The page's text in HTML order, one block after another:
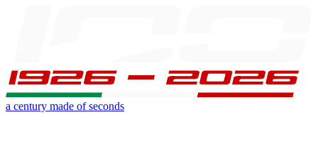
a century made of seconds